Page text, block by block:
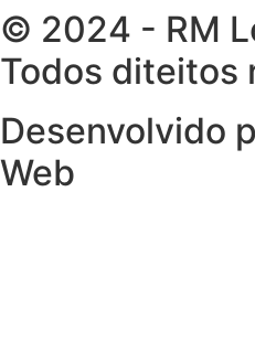
© 2024 - RM
Todos diteitos
Desenvolvido
Web